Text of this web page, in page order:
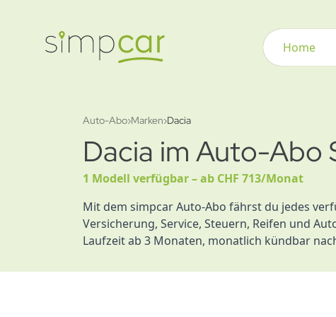
Home
Auto-Abo›Marken›Dacia
Dacia im Auto-Abo
1 Modell verfügbar – ab CHF 713/Monat
Mit dem simpcar Auto-Abo fährst du jedes
Versicherung, Service, Steuern, Reifen und
Laufzeit ab 3 Monaten, monatlich kündbar